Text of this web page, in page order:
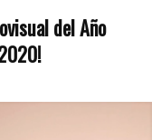
del Año